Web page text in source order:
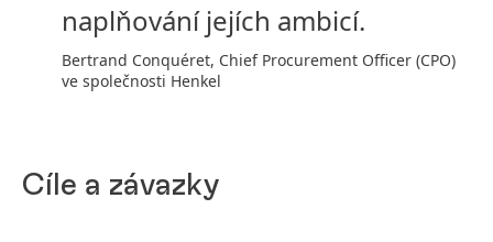
naplňování jejích ambicí.
Bertrand Conquéret, Chief Procurement Officer (CPO)
ve společnosti Henkel
Cíle a závazky